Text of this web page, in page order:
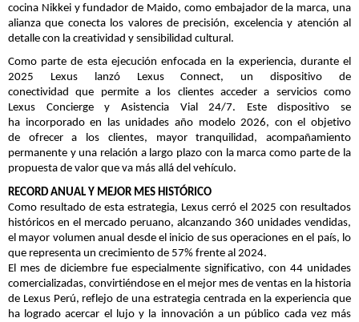
cocina Nikkeiy fundador de Maido, como embajador de la marca, una
alianza que conecta los valores de precisión, excelencia y atención al
detalle con la creatividad y sensibilidad cultural.
Como parte de esta ejecución enfocada en la experiencia, durante el
2025 Lexus lanzó LexusConnect, un dispositivo de
conectividadque permite a los clientes acceder a servicios como
Lexus Conciergey Asistencia Vial 24/7. Este dispositivo se
ha incorporado en las unidades año modelo 2026, con el objetivo
de ofrecera los clientes, mayor tranquilidad, acompañamiento
permanente y una relación a largo plazo con la marca como parte de la
propuesta de valor que va más allá del vehículo.
RECORD ANUAL Y MEJOR MES HISTÓRICO
Como resultado de esta estrategia, Lexus cerró el 2025 con resultados
históricos en el mercado peruano, alcanzando 360 unidades vendidas,
el mayor volumen anual desde el inicio de sus operaciones en el país, lo
que representa un crecimiento de 57% frente al 2024.
El mes de diciembre fue especialmente significativo, con 44 unidades
comercializadas, convirtiéndose en el mejor mes de ventas en la historia
de Lexus Perú, reflejo de una estrategia centrada en la experiencia que
ha logrado acercar el lujo y la innovación a un público cada vez más